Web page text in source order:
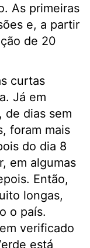
As primeiras
e, a partir
de 20
curtas
Já em
de dias sem
foram mais
do dia 8
em algumas
Então,
longas,
o país.
verificado
está